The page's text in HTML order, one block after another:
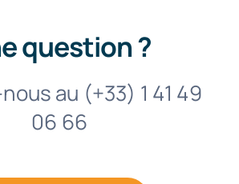
question ?
au (+33) 1 41 49
06 66